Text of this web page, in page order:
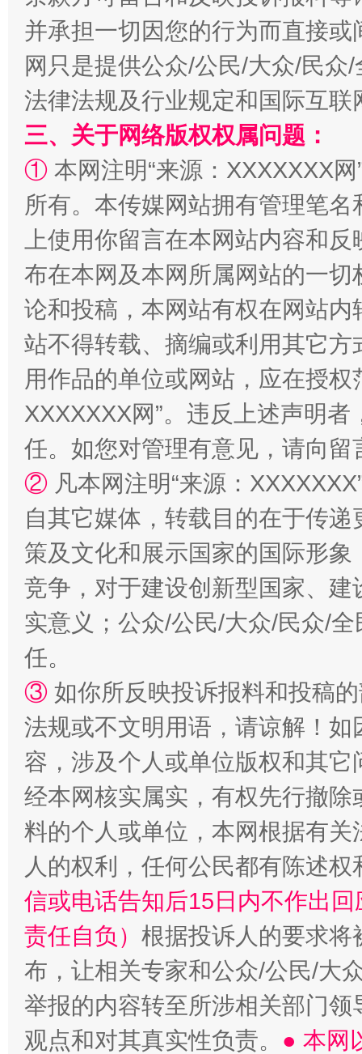
解纷+调解+退费，一次搞定
站台名比不上好声名
漫山遍野的桃花与雪山、麦地、白藏房 除
招工难、用工荒背后
并承担一切因您的行为而直接
网只是提供公众/公民/大众/民
法律法规及行业规定和国际互
三、关于网络版权权属问题：
① 本网注明“来源：XXXXXXX
所有。本传媒网站拥有管理笔
上使用你留言在本网站内容和
布在本网及本网所属网站的一
论和投稿，本网站有权在网站
站不得转载、摘编或利用其它
用作品的单位或网站，应在授
XXXXXXX网”。违反上述声明
任。如您对管理有意见，请向
② 凡本网注明“来源：
自其它媒体，转载目的在于传
策及文化和展示国家的国际形
竞争，对于建设创新型国家、
实意义；公众/公民/大众/民众/
任。
③ 如你所反映投诉报料和投稿
法规或不文明用语，请谅解！
容，涉及个人或单位版权和其它
经本网核实属实，有权先行撤
料的个人或单位，本网根据有
人的权利，任何公民都有陈述
信或电话告知后15日内不作出
责任自负） 根据投诉人的要求将
布，让相关专家和公众/公民/大
举报的内容转至所涉相关部门
观点和对其真实性负责。 ● 本网